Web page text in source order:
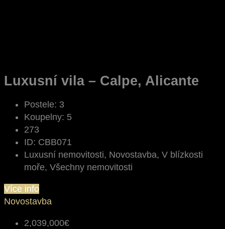
Luxusní vila – Calpe, Alicante
Postele: 3
Koupelny: 5
273
ID: CBB071
Luxusní nemovitosti, Novostavba, V blízkosti
moře, Všechny nemovitosti
Více info
Novostavba
2,039,000€